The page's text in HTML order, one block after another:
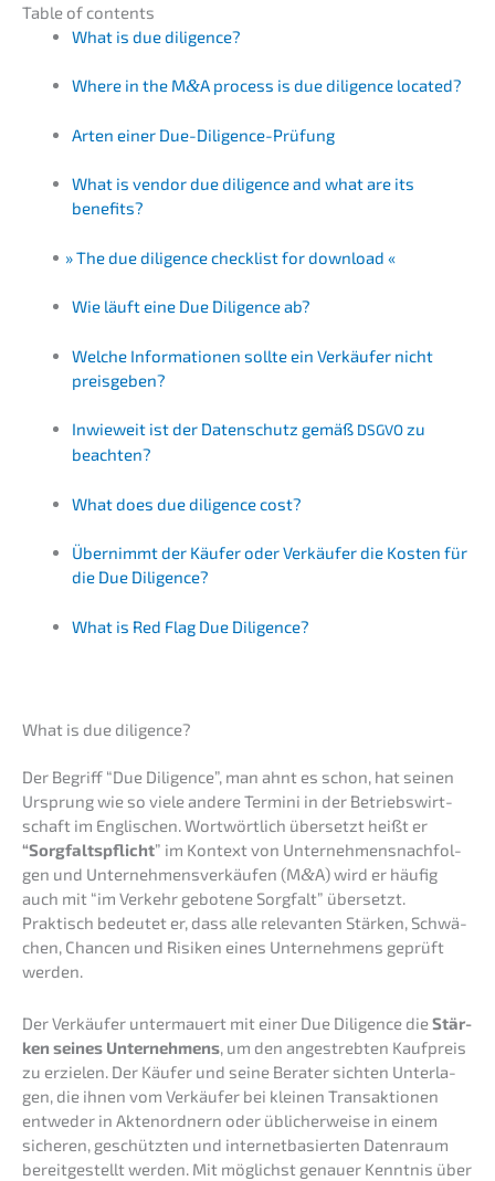
Table of contents
What is due diligence?
Where in the M&A process is due diligence located?
Arten einer Due-Diligence-Prüfung
What is vendor due diligence and what are its
benefits?
»The due diligence check­list for download «
Wie läuft eine Due Diligence ab?
Welche Infor­ma­tio­nen sollte ein Verkäu­fer nicht
preisgeben?
Inwie­weit ist der Daten­schutz gemäß DSGVOzu
beachten?
What does due diligence cost?
Übernimmt der Käufer oder Verkäu­fer die Kosten für
die Due Diligence?
What is Red Flag Due Diligence?
What is due diligence?
Der Begriff “Due Diligence”, man ahnt es schon, hat seinen
Ursprung wie so viele andere Termi­ni in der Betriebs­wirt­
schaft im Engli­schen. Wortwört­lich übersetzt heißt er
“Sorgfalts­pflicht” im Kontext von Unter­neh­mens­nach­fol­
gen und Unter­neh­mens­ver­käu­fen (M&A) wird er häufig
auch mit “im Verkehr gebote­ne Sorgfalt” übersetzt.
Praktisch bedeu­tet er, dass alle relevan­ten Stärken, Schwä­
chen, Chancen und Risiken eines Unter­neh­mens geprüft
werden.
Der Verkäu­fer unter­mau­ert mit einer Due Diligence dieStär­
ken seines Unter­neh­mens, um den angestreb­ten Kaufpreis
zu erzie­len. Der Käufer und seine Berater sichten Unter­la­
gen, die ihnen vom Verkäu­fer bei kleinen Trans­ak­tio­nen
entwe­der in Akten­ord­nern oder üblicher­wei­se in einem
siche­ren, geschütz­ten und inter­net­ba­sier­ten Daten­raum
bereit­ge­stellt werden. Mit möglichst genau­er Kennt­nis über